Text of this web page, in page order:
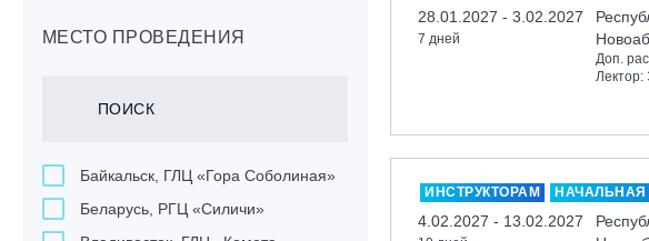
МЕСТО ПРОВЕДЕНИЯ
Байкальск, ГЛЦ «Гора Соболиная»
Беларусь, РГЦ «Силичи»
28.01.2027 - 3.02.2027
7 дней
Доп.
Лектор:
ИНСТРУКТОРАМ НАЧАЛЬНАЯ
4.02.2027 - 13.02.2027